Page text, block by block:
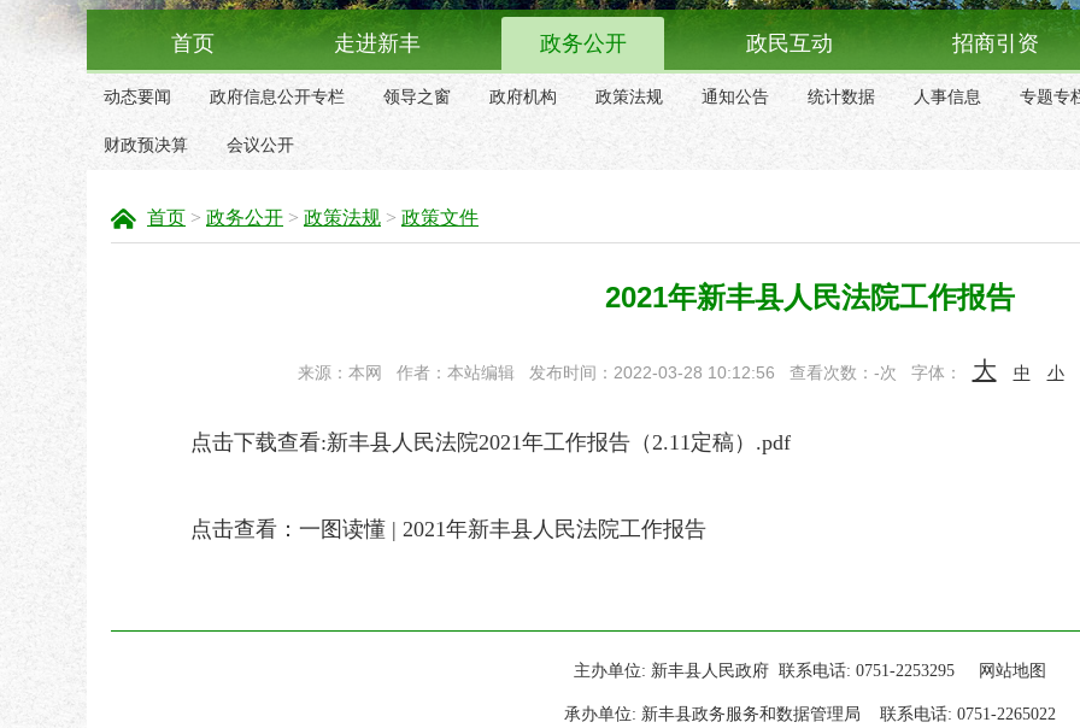
首页 走进新丰 政务公开 政民互动 招商引资
动态要闻 政府信息公开专栏 领导之窗 政府机构 政策法规 通知公告 统计数据 人事信息 专题专
财政预决算 会议公开
首页 > 政务公开 > 政策法规 > 政策文件
2021年新丰县人民法院工作报告
来源：本网 作者：本站编辑 发布时间：2022-03-28 10:12:56 查看次数： -次 字体： 大 中 小
点击下载查看:新丰县人民法院2021年工作报告（2.11定稿）.pdf
点击查看： 一图读懂 | 2021年新丰县人民法院工作报告
主办单位: 新丰县人民政府 联系电话: 0751-2253295 网站地图
承办单位: 新丰县政务服务和数据管理局 联系电话: 0751-2265022